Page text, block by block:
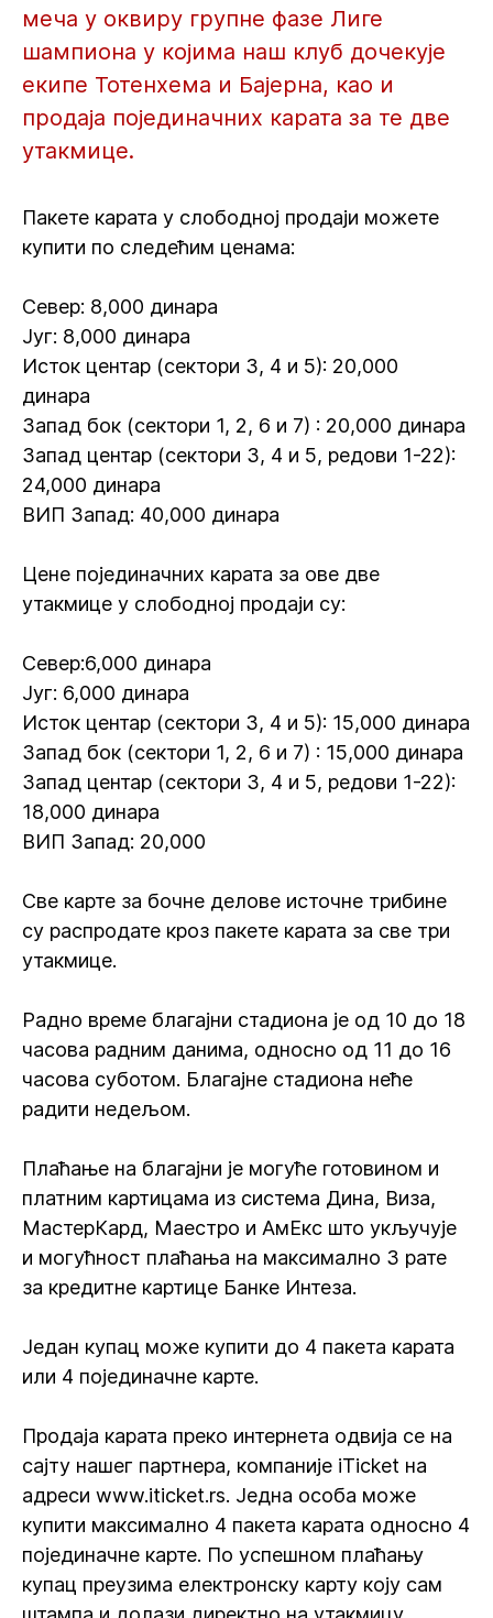
меча у оквиру групне фазе Лиге
шампиона у којима наш клуб дочекује
екипе Тотенхема и Бајерна, као и
продаја појединачних карата за те две
утакмице.
Пакете карата у слободној продаји можете
купити по следећим ценама:
Север: 8,000 динара
Југ: 8,000 динара
Исток центар (сектори 3, 4 и 5): 20,000
динара
Запад бок (сектори 1, 2, 6 и 7) : 20,000 динара
Запад центар (сектори 3, 4 и 5, редови 1-22):
24,000 динара
ВИП Запад: 40,000 динара
Цене појединачних карата за ове две
утакмице у слободној продаји су:
Север:6,000 динара
Југ: 6,000 динара
Исток центар (сектори 3, 4 и 5): 15,000 динара
Запад бок (сектори 1, 2, 6 и 7) : 15,000 динара
Запад центар (сектори 3, 4 и 5, редови 1-22):
18,000 динара
ВИП Запад: 20,000
Све карте за бочне делове источне трибине
су распродате кроз пакете карата за све три
утакмице.
Радно време благајни стадиона је од 10 до 18
часова радним данима, односно од 11 до 16
часова суботом. Благајне стадиона неће
радити недељом.
Плаћање на благајни је могуће готовином и
платним картицама из система Дина, Виза,
МастерКард, Маестро и АмЕкс што укључује
и могућност плаћања на максимално 3 рате
за кредитне картице Банке Интеза.
Један купац може купити до 4 пакета карата
или 4 појединачне карте.
Продаја карата преко интернета одвија се на
сајту нашег партнера, компаније iTicket на
адреси www.iticket.rs. Једна особа може
купити максимално 4 пакета карата односно 4
појединачне карте. По успешном плаћању
купац преузима електронску карту коју сам